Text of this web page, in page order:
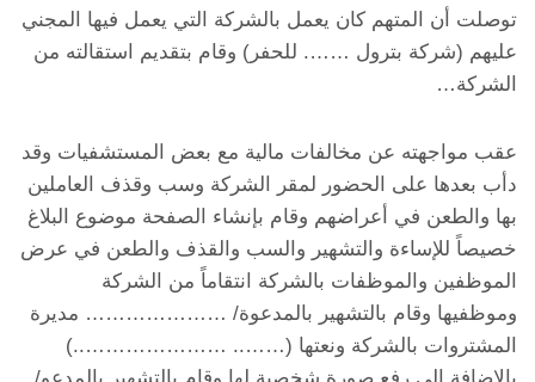
توصلت أن المتهم كان يعمل بالشركة التي يعمل فيها المجني
عليهم (شركة بترول ……. للحفر) وقام بتقديم استقالته من
الشركة…
عقب مواجهته عن مخالفات مالية مع بعض المستشفيات وقد
دأب بعدها على الحضور لمقر الشركة وسب وقذف العاملين
بها والطعن في أعراضهم وقام بإنشاء الصفحة موضوع البلاغ
خصيصاً للإساءة والتشهير والسب والقذف والطعن في عرض
الموظفين والموظفات بالشركة انتقاماً من الشركة
وموظفيها وقام بالتشهير بالمدعوة/ ………………… مديرة
المشتروات بالشركة ونعتها (…….. …………………..)